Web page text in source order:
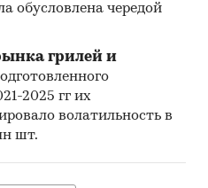
обусловлена чередой
грилей и
2025 гг их
волатильность в
шт.